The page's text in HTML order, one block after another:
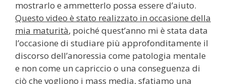
mostrarlo e ammetterlo possa essere d’aiuto.
Questo video è stato realizzato in occasione della
mia maturità, poiché quest’anno mi è stata data
l’occasione di studiare più approfonditamente il
discorso dell’anoressia come patologia mentale
e non come un capriccio o una conseguenza di
ciò che vogliono i mass media, sfatiamo una